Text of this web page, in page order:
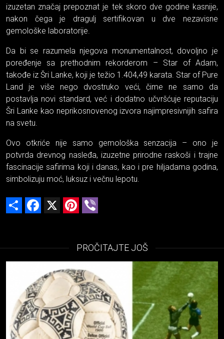
izuzetan značaj prepoznat je tek skoro dve godine kasnije,
nakon čega je dragulj sertifikovan u dve nezavisne
gemološke laboratorije.
Da bi se razumela njegova monumentalnost, dovoljno je
poređenje sa prethodnim rekorderom – Star of Adam,
takođe iz Šri Lanke, koji je težio 1.404,49 karata. Star of Pure
Land je više nego dvostruko veći, čime ne samo da
postavlja novi standard, već i dodatno učvršćuje reputaciju
Šri Lanke kao neprikosnovenog izvora najimpresivnijih safira
na svetu.
Ovo otkriće nije samo gemološka senzacija – ono je
potvrda drevnog nasleđa, izuzetne prirodne raskoši i trajne
fascinacije safirima koji i danas, kao i pre hiljadama godina,
simbolizuju moć, luksuz i večnu lepotu.
Share Facebook Pinterest
PROČITAJTE JOŠ